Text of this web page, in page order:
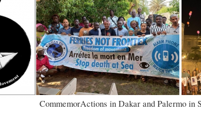
CommemorActions in Dakar and Palermo in